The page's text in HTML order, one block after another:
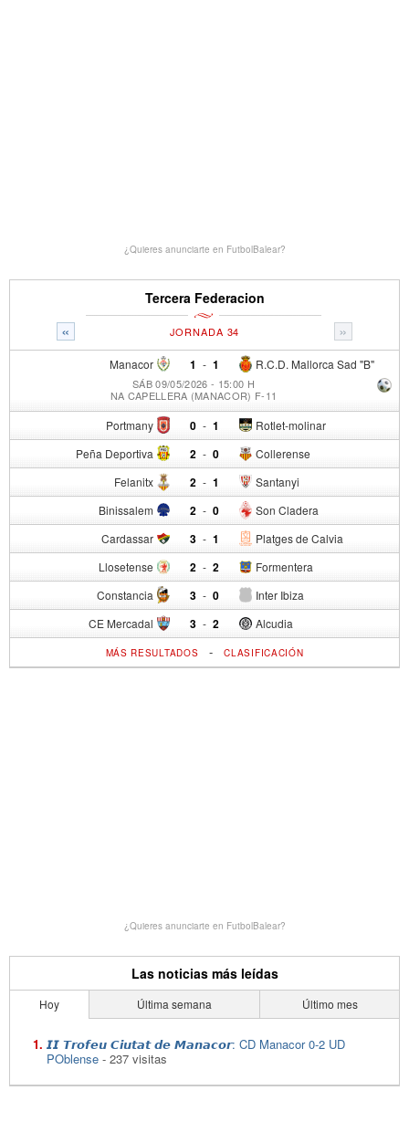
¿Quieres anunciarte en FutbolBalear?
Tercera Federacion
« »
JORNADA 34
Manacor 1 - R.C.D. Mallorca Sad "B"
1
SÁB 09/05/2026 - 15:00 H
NA CAPELLERA (MANACOR) F-11
Portmany 0 - Rotlet-molinar
1
Peña Deportiva 2 - Collerense
0
Felanitx 2 - Santanyi
1
Binissalem 2 - Son Cladera
0
Cardassar 3 - Platges de Calvia
1
Llosetense 2 - Formentera
2
Constancia 3 - Inter Ibiza
0
CE Mercadal 3 - Alcudia
2
MÁS RESULTADOS -CLASIFICACIÓN
¿Quieres anunciarte en FutbolBalear?
Las noticias más leídas
Hoy Última semana Último mes
𝙄𝙄 𝙏𝙧𝙤𝙛𝙚𝙪 𝘾𝙞𝙪𝙩𝙖𝙩 𝙙𝙚 𝙈𝙖𝙣𝙖𝙘𝙤𝙧: CD Manacor 0-2 UD
POblense - 237 visitas